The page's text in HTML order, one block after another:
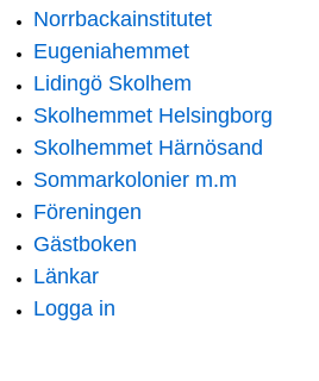
Norrbackainstitutet
Eugeniahemmet
Lidingö Skolhem
Skolhemmet Helsingborg
Skolhemmet Härnösand
Sommarkolonier m.m
Föreningen
Gästboken
Länkar
Logga in